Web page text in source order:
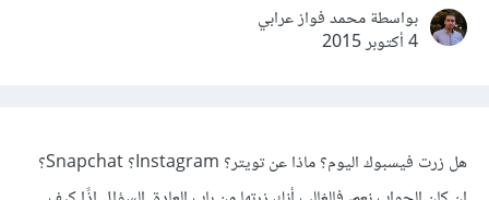
بواسطة محمد فواز عرابي
4 أكتوبر 2015
هل زرت فيسبوك اليوم؟ ماذا عن تويتر؟ Instagram؟ Snapchat؟